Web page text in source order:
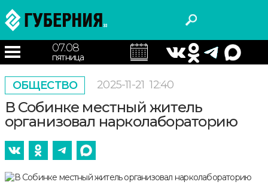
07.08
пятница
ОБЩЕСТВО 2025-11-21 12:40
В Собинке местный житель
организовал нарколабораторию